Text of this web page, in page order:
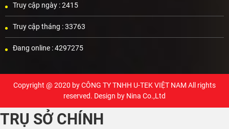
Truy cập ngày :2415
Truy cập tháng :33763
Đang online :4297275
Copyright @ 2020 byCÔNG TY TNHH U-TEK VIỆT NAM All rights
reserved. Design by Nina Co.,Ltd
TRỤ SỞ CHÍNH